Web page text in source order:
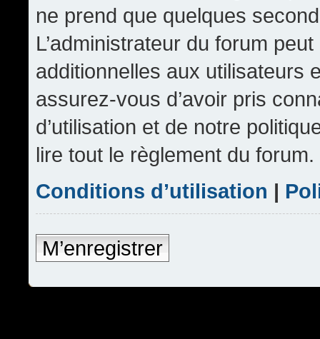
ne prend que quelques
L’administrateur du forum
additionnelles aux utilisateurs
assurez-vous d’avoir pris
d’utilisation et de notre
lire tout le règlement du forum.
Conditions d’utilisation |
M’enregistrer